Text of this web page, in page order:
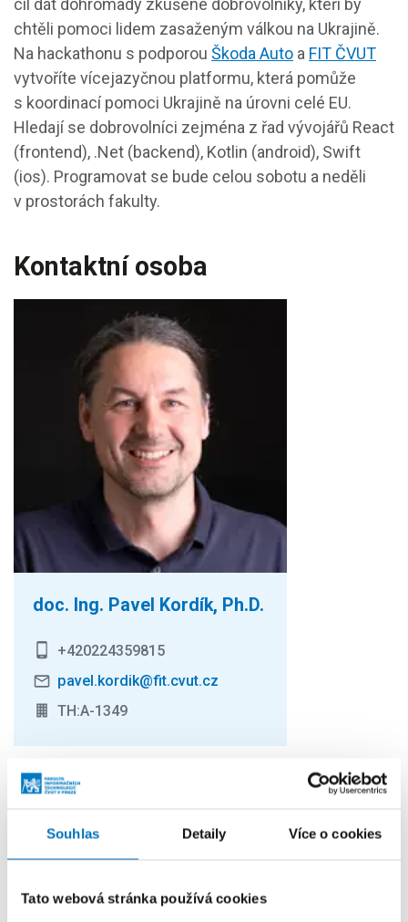
Souhlas Detaily Více o cookies
Tato webová stránka používá cookies
chtěli pomoci lidem zasaženým válkou na Ukrajině.
Na hackathonu s podporou Škoda Auto a FIT ČVUT
vytvoříte vícejazyčnou platformu, která pomůže
s koordinací pomoci Ukrajině na úrovni celé EU.
Hledají se dobrovolníci zejména z řad vývojářů React
(frontend), .Net (backend), Kotlin (android), Swift
(ios). Programovat se bude celou sobotu a neděli
v prostorách fakulty.
Kontaktní osoba
doc. Ing. Pavel Kordík, Ph.D.
+420224359815
pavel.kordik@fit.cvut.cz
TH:A-1349
Další události
Kvantová informatika a Učitelství